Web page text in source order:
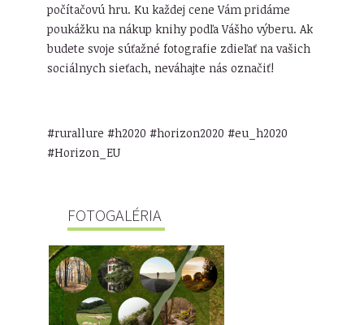
počítačovú hru. Ku každej cene Vám pridáme
poukážku na nákup knihy podľa Vášho výberu. Ak
budete svoje súťažné fotografie zdieľať na vašich
sociálnych sieťach, neváhajte nás označiť!
#rurallure #h2020 #horizon2020 #eu_h2020
#Horizon_EU
FOTOGALÉRIA